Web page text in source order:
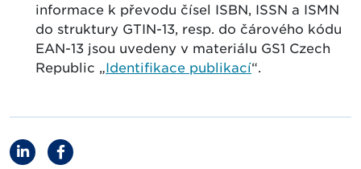
informace k převodu čísel ISBN, ISSN a ISMN
do struktury GTIN-13, resp. do čárového kódu
EAN-13 jsou uvedeny v materiálu GS1 Czech
Republic „Identifikace publikací“.